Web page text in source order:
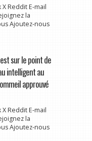
Reddit E-mail
la
Ajoutez-nous
sur le point de
intelligent au
approuvé
Reddit E-mail
la
Ajoutez-nous